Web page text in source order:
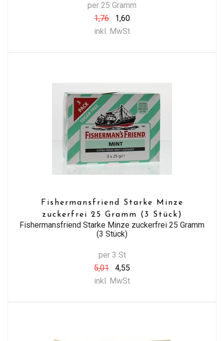
per 25 Gramm
1,76
1,60
inkl. MwSt
Fishermansfriend Starke Minze
zuckerfrei 25 Gramm (3 Stück)
Fishermansfriend Starke Minze zuckerfrei 25 Gramm
(3 Stück)
per 3 St
5,01
4,55
inkl. MwSt